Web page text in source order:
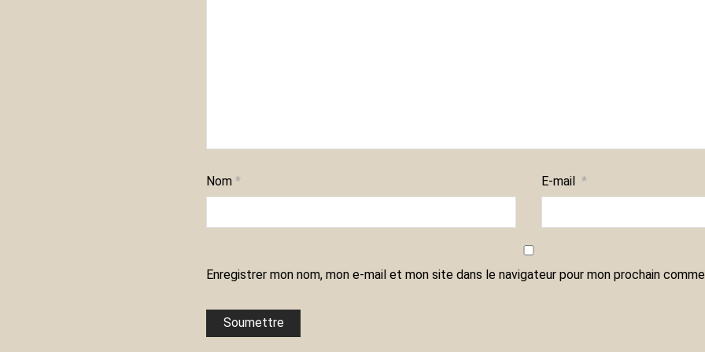
Nom * E-mail*
Enregistrer mon nom, mon e-mail et mon site dans le navigateur pour mon prochain